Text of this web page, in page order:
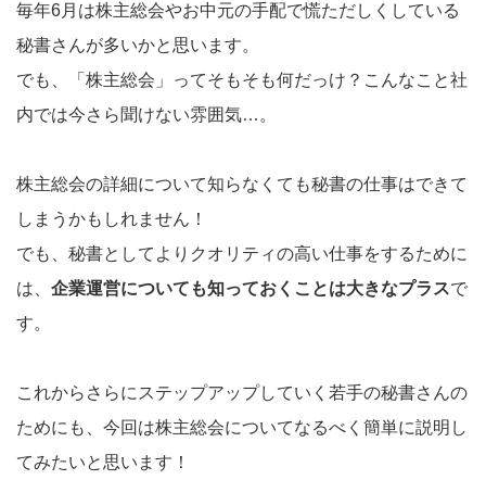
毎年6月は株主総会やお中元の手配で慌ただしくしている
秘書さんが多いかと思います。
でも、「株主総会」ってそもそも何だっけ？こんなこと社
内では今さら聞けない雰囲気…。
株主総会の詳細について知らなくても秘書の仕事はできて
しまうかもしれません！
でも、秘書としてよりクオリティの高い仕事をするために
は、 企業運営についても知っておくことは大きなプラスで
す。
これからさらにステップアップしていく若手の秘書さんの
ためにも、今回は株主総会についてなるべく簡単に説明し
てみたいと思います！